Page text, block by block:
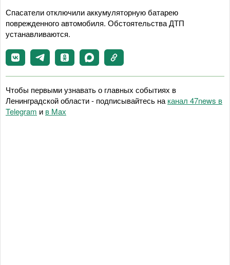
Спасатели отключили аккумуляторную батарею
поврежденного автомобиля. Обстоятельства ДТП
устанавливаются.
Чтобы первыми узнавать о главных событиях в
Ленинградской области - подписывайтесь наканал 47news в
Telegram и в Maх